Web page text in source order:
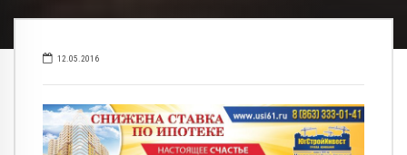
12.05.2016